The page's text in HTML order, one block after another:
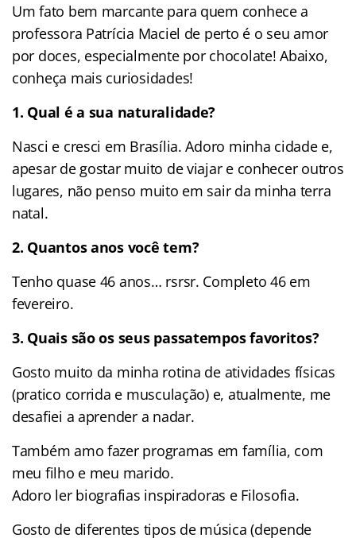
Um fato bem marcante para quem conhece a
professora Patrícia Maciel de perto é o seu amor
por doces, especialmente por chocolate! Abaixo,
conheça mais curiosidades!
1. Qual é a sua naturalidade?
Nasci e cresci em Brasília. Adoro minha cidade e,
apesar de gostar muito de viajar e conhecer outros
lugares, não penso muito em sair da minha terra
natal.
2. Quantos anos você tem?
Tenho quase 46 anos… rsrsr. Completo 46 em
fevereiro.
3. Quais são os seus passatempos favoritos?
Gosto muito da minha rotina de atividades físicas
(pratico corrida e musculação) e, atualmente, me
desafiei a aprender a nadar.
Também amo fazer programas em família, com
meu filho e meu marido.
Adoro ler biografias inspiradoras e Filosofia.
Gosto de diferentes tipos de música (depende